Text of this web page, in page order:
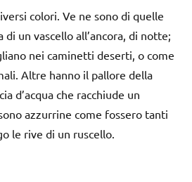
colori. Ve ne sono di quelle
di un vascello all’ancora, di notte;
nei caminetti deserti, o come
Altre hanno il pallore della
d’acqua che racchiude un
azzurrine come fossero tanti
le rive di un ruscello.